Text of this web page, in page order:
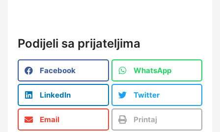
Podijeli sa prijateljima
Facebook WhatsApp
LinkedIn Twitter
Email Printaj